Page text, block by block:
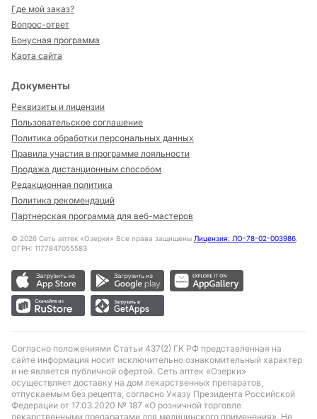
Где мой заказ?
Вопрос-ответ
Бонусная программа
Карта сайта
Документы
Реквизиты и лицензии
Пользовательское соглашение
Политика обработки персональных данных
Правила участия в программе лояльности
Продажа дистанционным способом
Редакционная политика
Политика рекомендаций
Партнерская программа для веб-мастеров
© 2026 Сеть аптек «Озерки» Все права защищены Лицензия: ЛО-78-02-003986,
ОГРН: 1177847055583
Согласно положениями Статьи 437(2) ГК РФ представленная на
сайте информация носит исключительно ознакомительный характер
и не является публичной офертой. Сеть аптек «Озерки»
осуществляет доставку на дом лекарственных препаратов,
отпускаемым без рецепта, согласно Указу Президента Российской
Федерации от 17.03.2020 № 187 «О розничной торговле
лекарственными препаратами для медицинского применения». Не